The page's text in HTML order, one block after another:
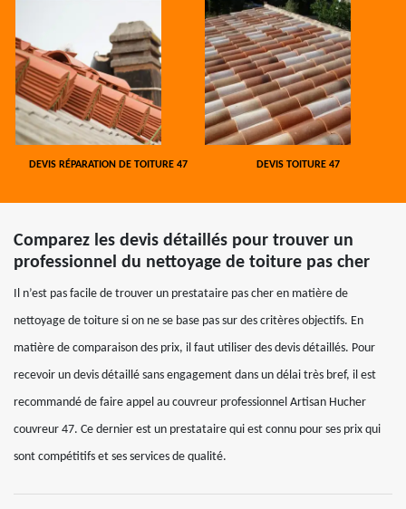
DEVIS RÉPARATION DE TOITURE 47 DEVIS TOITURE 47
Comparez les devis détaillés pour trouver un
professionnel du nettoyage de toiture pas cher
Il n’est pas facile de trouver un prestataire pas cher en matière de
nettoyage de toiture si on ne se base pas sur des critères objectifs. En
matière de comparaison des prix, il faut utiliser des devis détaillés. Pour
recevoir un devis détaillé sans engagement dans un délai très bref, il est
recommandé de faire appel au couvreur professionnel Artisan Hucher
couvreur 47. Ce dernier est un prestataire qui est connu pour ses prix qui
sont compétitifs et ses services de qualité.